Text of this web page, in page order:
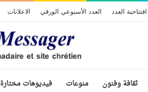
افتتاحية العدد العدد الأسبوعي الورقي الاعلانات
ثقافة وفنون منوعات فيديوهات مختارة